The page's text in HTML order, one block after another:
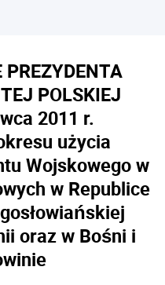
POLSKIEJ
2011 r.
użycia
Wojskowego w
w Republice
oraz w Bośni i